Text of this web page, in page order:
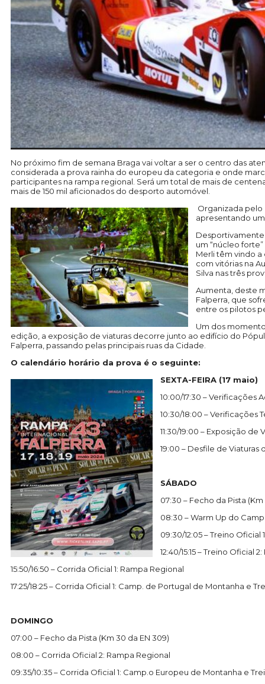
No próximo fim de semana Braga vai voltar a ser o centro das
considerada a prova rainha do europeu da categoria e onde
participantes na rampa regional. Será um total de mais de
mais de 150 mil aficionados do desporto automóvel.
Organizada
apresentando
um “núcleo
Merli têm vindo
com vitórias na
Silva nas três
Aumenta, deste
Falperra, que
entre os pilotos
Um dos
edição, a exposição de viaturas decorre junto ao edifício do
Falperra, passando pelas principais ruas da Cidade.
O calendário horário da prova é o seguinte:
SEXTA-FEIRA (17 maio)
10:00/17:30 – Verificações
10:30/18:00 – Verificações
11:30/19:00 – Exposição
19:00 – Desfile de
SÁBADO
07:30 – Fecho da Pista
08:30 – Warm Up do
09:30/12:05 – Treino
12:40/15:15 – Treino
15:50/16:50 – Corrida Oficial 1: Rampa Regional
17:25/18:25 – Corrida Oficial 1: Camp. de Portugal de Montanha e
DOMINGO
07:00 – Fecho da Pista (Km 30 da EN 309)
08:00 – Corrida Oficial 2: Rampa Regional
09:35/10:35 – Corrida Oficial 1: Camp.o Europeu de Montanha e